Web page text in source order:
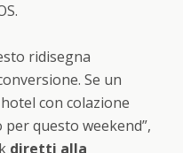
ridisegna
Se un
con colazione
questo weekend”,
diretti alla